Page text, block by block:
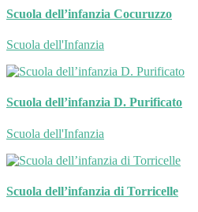
Scuola dell’infanzia Cocuruzzo
Scuola dell'Infanzia
Scuola dell’infanzia D. Purificato
Scuola dell'Infanzia
Scuola dell’infanzia di Torricelle